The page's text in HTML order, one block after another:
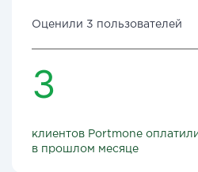
Оценили 3 пользователей
3
клиентов Portmone
в прошлом месяце